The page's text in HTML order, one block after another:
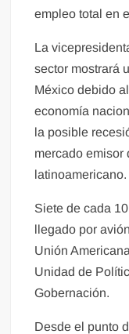
empleo total en
La
sector mostrará
México debido
economía
la posible
mercado emisor
latinoamericano.
Siete de cada
llegado por
Unión
Unidad de
Gobernación.
Desde el punto